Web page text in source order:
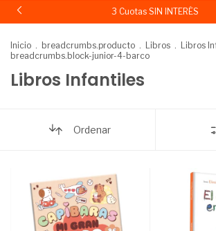
3 Cuotas SIN INTERÉS
Inicio . breadcrumbs.producto . Libros . Libros
breadcrumbs.block-junior-4-barco
Libros Infantiles
Ordenar